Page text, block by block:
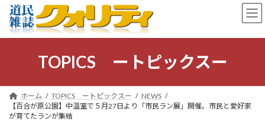
ン
キ
ー
に
TOPICS ートピックスー
ホーム TOPICS ートピックスー
NEWS
【百合が原公園】中温室で５月27日より「市民ラン展」開催。市民と愛好家
が育てたランが集結